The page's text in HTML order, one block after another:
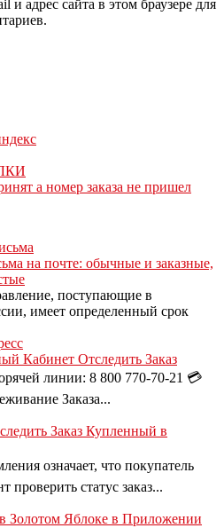
и адрес сайта в этом браузере для
а номер заказа не пришел
на почте: обычные и заказные,
поступающие в
имеет определенный срок
Кабинет Отследить Заказ
линии: 8 800 770-70-21 💳
Заказа...
Заказ Купленный в
означает, что покупатель
статус заказ...
Золотом Яблоке в Приложении